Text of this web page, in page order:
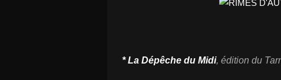
* La Dépêche du Midi, édition du